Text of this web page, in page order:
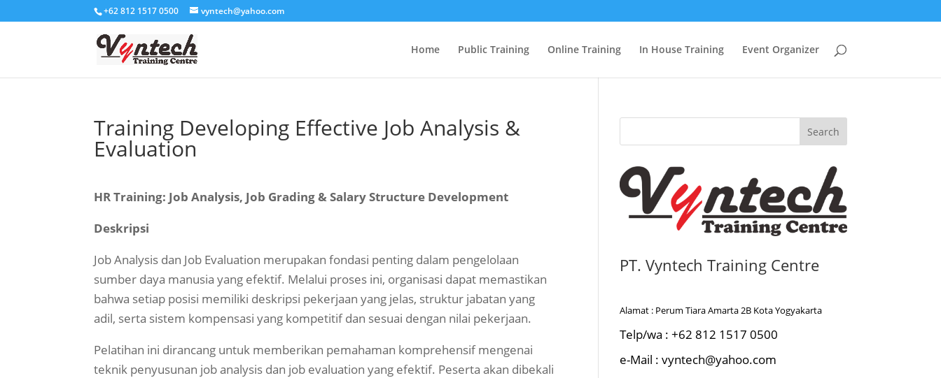
+62 812 1517 0500 vyntech@yahoo.com
Home Public Training Online Training In House Training Event Organizer
Training Developing Effective Job Analysis &
Evaluation
HR Training: Job Analysis, Job Grading & Salary Structure Development
Deskripsi
Job Analysis dan Job Evaluation merupakan fondasi penting dalam pengelolaan
sumber daya manusia yang efektif. Melalui proses ini, organisasi dapat memastikan
bahwa setiap posisi memiliki deskripsi pekerjaan yang jelas, struktur jabatan yang
adil, serta sistem kompensasi yang kompetitif dan sesuai dengan nilai pekerjaan.
Pelatihan ini dirancang untuk memberikan pemahaman komprehensif mengenai
teknik penyusunan job analysis dan job evaluation yang efektif. Peserta akan dibekali
Search
PT. Vyntech Training Centre
Alamat : Perum Tiara Amarta 2B Kota Yogyakarta
Telp/wa : +62 812 1517 0500
e-Mail : vyntech@yahoo.com